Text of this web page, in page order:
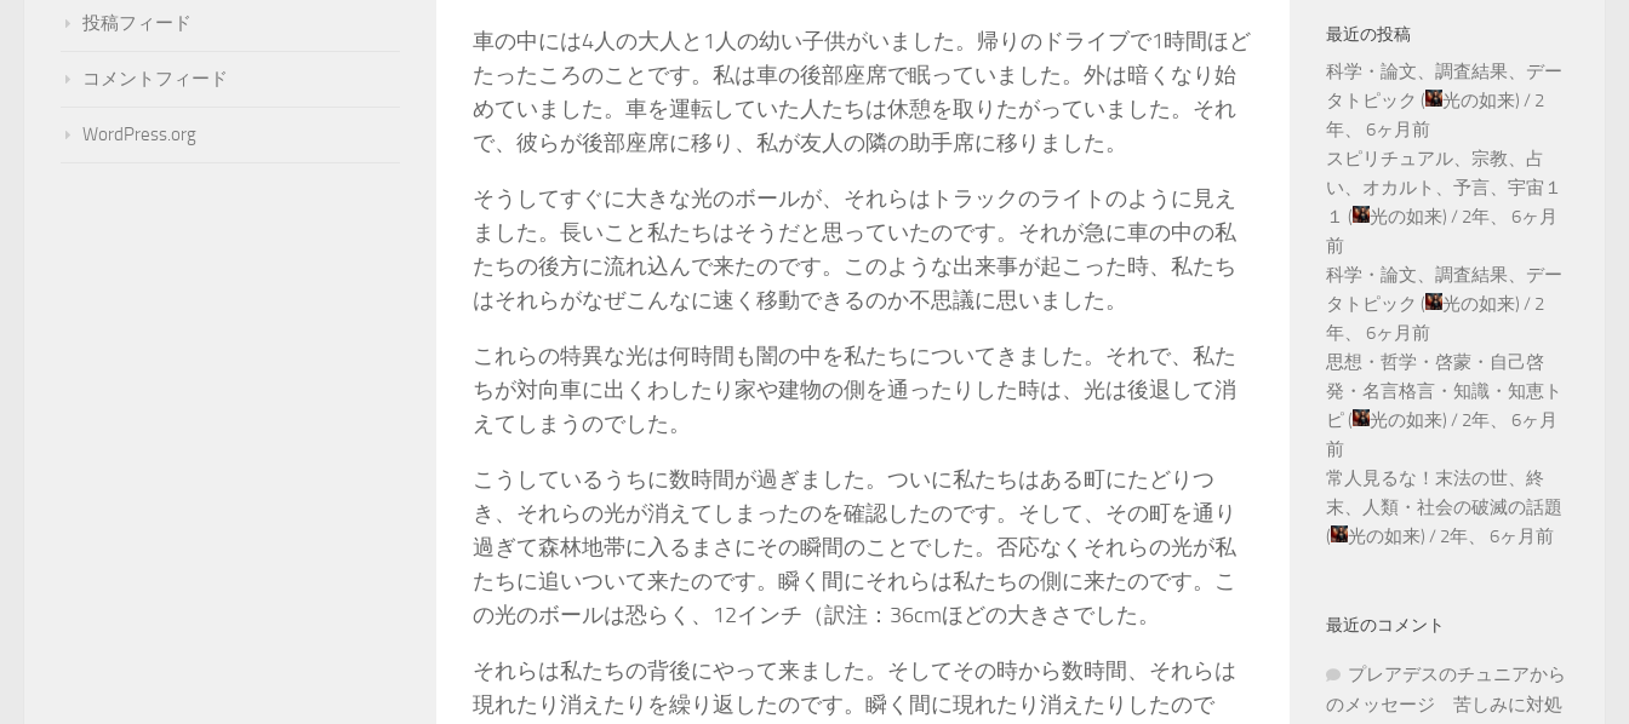
車の中には4人の大人と1人の幼い子供がいました。帰りのドライブで1時間ほど
たったころのことです。私は車の後部座席で眠っていました。外は暗くなり始
めていました。車を運転していた人たちは休憩を取りたがっていました。それ
で、彼らが後部座席に移り、私が友人の隣の助手席に移りました。
そうしてすぐに大きな光のボールが、それらはトラックのライトのように見え
ました。長いこと私たちはそうだと思っていたのです。それが急に車の中の私
たちの後方に流れ込んで来たのです。このような出来事が起こった時、私たち
はそれらがなぜこんなに速く移動できるのか不思議に思いました。
これらの特異な光は何時間も闇の中を私たちについてきました。それで、私た
ちが対向車に出くわしたり家や建物の側を通ったりした時は、光は後退して消
えてしまうのでした。
こうしているうちに数時間が過ぎました。ついに私たちはある町にたどりつ
き、それらの光が消えてしまったのを確認したのです。そして、その町を通り
過ぎて森林地帯に入るまさにその瞬間のことでした。否応なくそれらの光が私
たちに追いついて来たのです。瞬く間にそれらは私たちの側に来たのです。こ
の光のボールは恐らく、12インチ（訳注：36cmほどの大きさでした。
それらは私たちの背後にやって来ました。そしてその時から数時間、それらは
現れたり消えたりを繰り返したのです。瞬く間に現れたり消えたりしたので
投稿フィード
コメントフィード
WordPress.org
最近の投稿
科学・論文、調査結果、デー
タトピック ( 光の如来) / 2
年、 6ヶ月前
スピリチュアル、宗教、占
い、オカルト、予言、宇宙１
１ ( 光の如来) / 2年、 6ヶ月
前
科学・論文、調査結果、デー
タトピック ( 光の如来) / 2
年、 6ヶ月前
思想・哲学・啓蒙・自己啓
発・名言格言・知識・知恵ト
ピ ( 光の如来) / 2年、 6ヶ月
前
常人見るな！末法の世、終
末、人類・社会の破滅の話題
(
光の如来) / 2年、 6ヶ月前
最近のコメント
プレアデスのチュニアから
のメッセージ 苦しみに対処